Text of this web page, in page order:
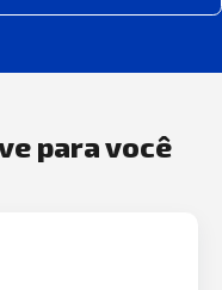
para você